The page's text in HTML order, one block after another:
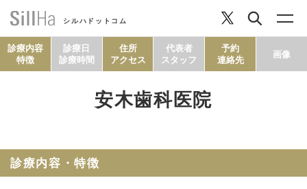
シルハドットコム
診療内容
特徴
診療日
診療時間
住所
アクセス
代表者
スタッフ
予約
連絡先
画像
安木歯科医院
診療内容・特徴